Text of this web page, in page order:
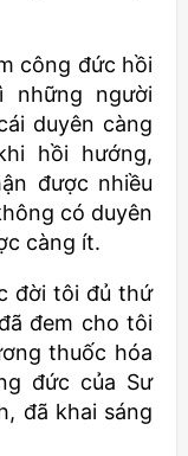
công đức hồi
những người
duyên càng
hồi hướng,
được nhiều
có duyên
càng ít.
đời tôi đủ thứ
đem cho tôi
thuốc hóa
đức của Sư
đã khai sáng